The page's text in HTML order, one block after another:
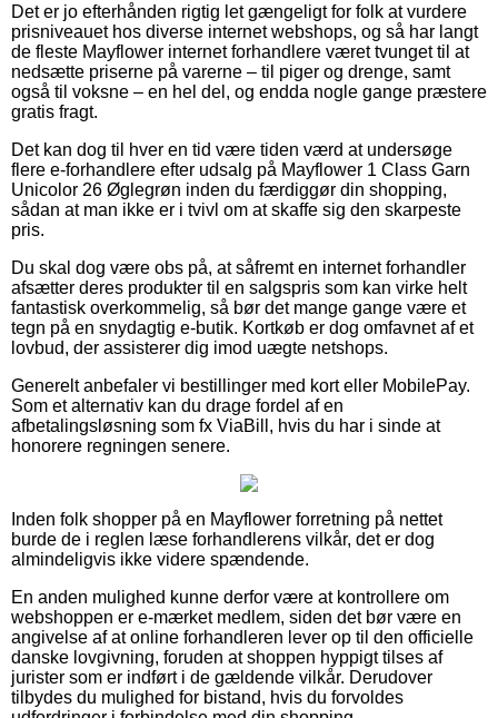
Det er jo efterhånden rigtig let gængeligt for folk at vurdere
prisniveauet hos diverse internet webshops, og så har langt
de fleste Mayflower internet forhandlere været tvunget til at
nedsætte priserne på varerne – til piger og drenge, samt
også til voksne – en hel del, og endda nogle gange præstere
gratis fragt.
Det kan dog til hver en tid være tiden værd at undersøge
flere e-forhandlere efter udsalg på Mayflower 1 Class Garn
Unicolor 26 Øglegrøn inden du færdiggør din shopping,
sådan at man ikke er i tvivl om at skaffe sig den skarpeste
pris.
Du skal dog være obs på, at såfremt en internet forhandler
afsætter deres produkter til en salgspris som kan virke helt
fantastisk overkommelig, så bør det mange gange være et
tegn på en snydagtig e-butik. Kortkøb er dog omfavnet af et
lovbud, der assisterer dig imod uægte netshops.
Generelt anbefaler vi bestillinger med kort eller MobilePay.
Som et alternativ kan du drage fordel af en
afbetalingsløsning som fx ViaBill, hvis du har i sinde at
honorere regningen senere.
Inden folk shopper på en Mayflower forretning på nettet
burde de i reglen læse forhandlerens vilkår, det er dog
almindeligvis ikke videre spændende.
En anden mulighed kunne derfor være at kontrollere om
webshoppen er e-mærket medlem, siden det bør være en
angivelse af at online forhandleren lever op til den officielle
danske lovgivning, foruden at shoppen hyppigt tilses af
jurister som er indført i de gældende vilkår. Derudover
tilbydes du mulighed for bistand, hvis du forvoldes